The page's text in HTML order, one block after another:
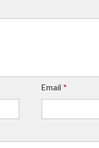
Email*